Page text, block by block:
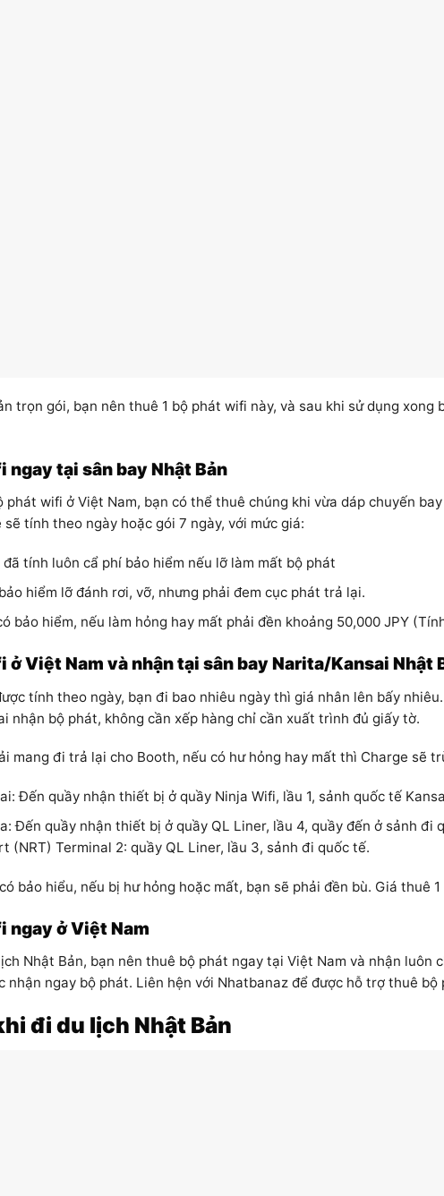
trọn gói, bạn nên thuê 1 bộ phát wifi này, và sau khi sử dụng xong
ngay tại sân bay Nhật Bản
phát wifi ở Việt Nam, bạn có thể thuê chúng khi vừa dáp chuyến
tính theo ngày hoặc gói 7 ngày, với mức giá:
tính luôn cẩ phí bảo hiểm nếu lỡ làm mất bộ phát
hiểm lỡ đánh rơi, vỡ, nhưng phải đem cục phát trả lại.
bảo hiểm, nếu làm hỏng hay mất phải đền khoảng 50,000 JPY
ở Việt Nam và nhận tại sân bay Narita/Kansai Nhật
tính theo ngày, bạn đi bao nhiêu ngày thì giá nhân lên bấy
nhận bộ phát, không cần xếp hàng chỉ cần xuất trình đủ giấy tờ.
mang đi trả lại cho Booth, nếu có hư hỏng hay mất thì Charge sẽ
Đến quầy nhận thiết bị ở quầy Ninja Wifi, lầu 1, sảnh quốc tế
Đến quầy nhận thiết bị ở quầy QL Liner, lầu 4, quầy đến ở sảnh đi
(NRT) Terminal 2: quầy QL Liner, lầu 3, sảnh đi quốc tế.
bảo hiểu, nếu bị hư hỏng hoặc mất, bạn sẽ phải đền bù. Giá thuê 1
ngay ở Việt Nam
Nhật Bản, bạn nên thuê bộ phát ngay tại Việt Nam và nhận luôn
nhận ngay bộ phát. Liên hện với Nhatbanaz để được hỗ trợ thuê bộ
đi du lịch Nhật Bản